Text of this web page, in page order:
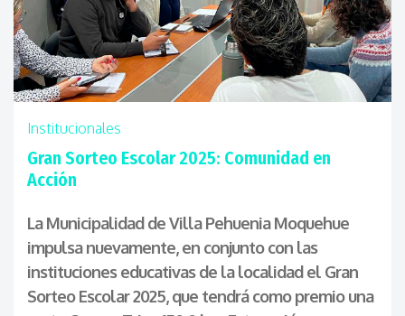
Institucionales
Gran Sorteo Escolar 2025: Comunidad en
Acción
La Municipalidad de Villa Pehuenia Moquehue
impulsa nuevamente, en conjunto con las
instituciones educativas de la localidad el Gran
Sorteo Escolar 2025, que tendrá como premio una